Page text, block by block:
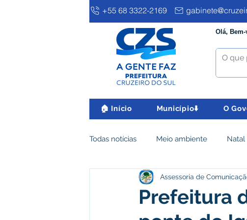
+55 68 3322-2169
Olá,
🏠 Início Município⬇️ O
Todas notícias Meio ambiente Natal
Clima e Meio Ambiente
Desenvolvimento
Prefeitura
Assessoria de